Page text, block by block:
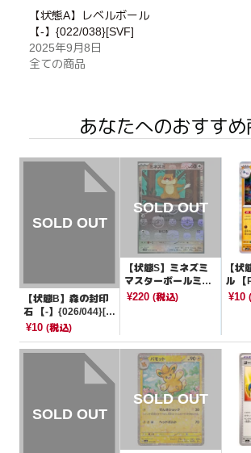
【状態A】レベルボール
【-】{022/038}[SVF]
2025年9月8日
全ての商品
あなたへのおすすめ
【状態B】森の封印
石 【-】{026/044}[S
VK]
¥10 (税込)
【状態S】ミネズミ
マスターボールミラ
ー【C】{070/086}[S
¥220(税込)
【状
ル 【
¥10